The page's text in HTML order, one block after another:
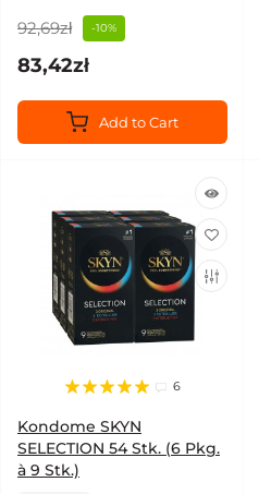
92,69zł -10%
83,42zł
Add to Cart
6
Kondome SKYN
SELECTION 54 Stk. (6 Pkg.
à 9 Stk.)